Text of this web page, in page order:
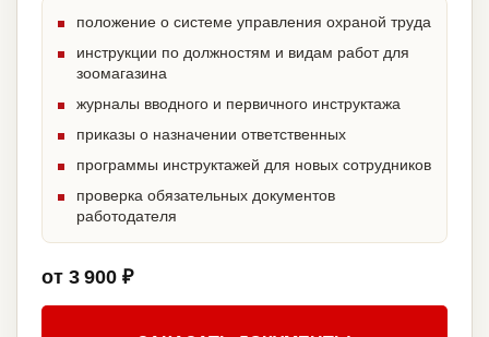
положение о системе управления охраной труда
инструкции по должностям и видам работ для
зоомагазина
журналы вводного и первичного инструктажа
приказы о назначении ответственных
программы инструктажей для новых сотрудников
проверка обязательных документов
работодателя
от 3 900 ₽